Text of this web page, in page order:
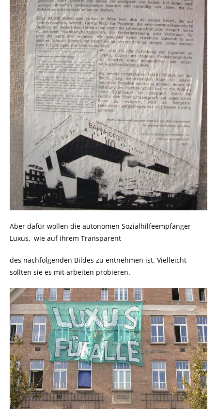
Aber dafür wollen die autonomen Sozialhilfeempfänger
Luxus, wie auf ihrem Transparent
des nachfolgenden Bildes zu entnehmen ist. Vielleicht
sollten sie es mit arbeiten probieren.